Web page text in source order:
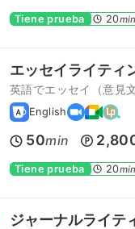
Tiene prueba 20min
エッセイライティ
英語でエッセイ（意見
English
50min
Tiene prueba 20min
ジャーナルライテ